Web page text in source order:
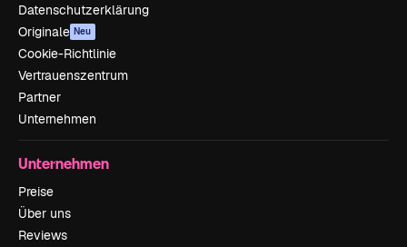
Datenschutzerklärung
Originale Neu
Cookie-Richtlinie
Vertrauenszentrum
Partner
Unternehmen
Unternehmen
Preise
Über uns
Reviews